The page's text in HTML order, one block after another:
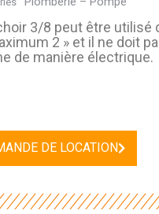
3/8 peut être utilisé
2 » et il ne doit
de manière électrique.
DE LOCATION